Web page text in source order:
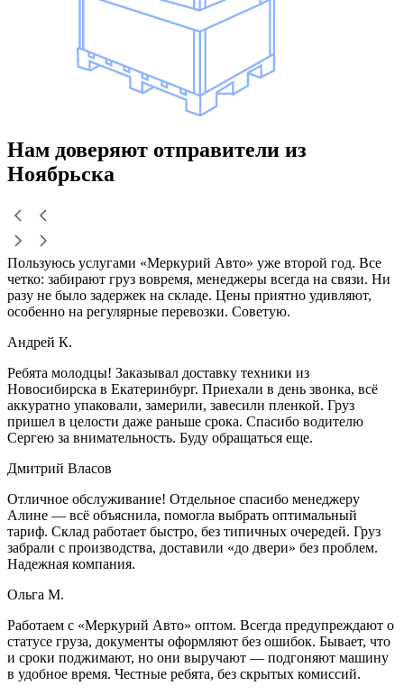
Нам доверяют отправители из
Ноябрьска
Пользуюсь услугами «Меркурий Авто» уже второй год. Все
четко: забирают груз вовремя, менеджеры всегда на связи. Ни
разу не было задержек на складе. Цены приятно удивляют,
особенно на регулярные перевозки. Советую.
Андрей К.
Ребята молодцы! Заказывал доставку техники из
Новосибирска в Екатеринбург. Приехали в день звонка, всё
аккуратно упаковали, замерили, завесили пленкой. Груз
пришел в целости даже раньше срока. Спасибо водителю
Сергею за внимательность. Буду обращаться еще.
Дмитрий Власов
Отличное обслуживание! Отдельное спасибо менеджеру
Алине — всё объяснила, помогла выбрать оптимальный
тариф. Склад работает быстро, без типичных очередей. Груз
забрали с производства, доставили «до двери» без проблем.
Надежная компания.
Ольга М.
Работаем с «Меркурий Авто» оптом. Всегда предупреждают о
статусе груза, документы оформляют без ошибок. Бывает, что
и сроки поджимают, но они выручают — подгоняют машину
в удобное время. Честные ребята, без скрытых комиссий.